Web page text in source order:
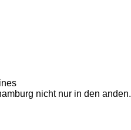
nicht nur in den anden.